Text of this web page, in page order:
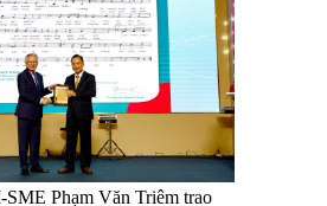
Phạm Văn Triêm trao